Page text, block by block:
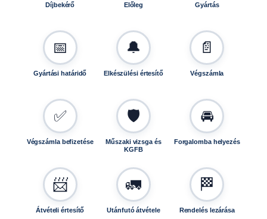
Díjbekérő Előleg Gyártás
📅
Gyártási határidő
🔔
Elkészülési értesítő
📄
Végszámla
✅
Végszámla befizetése
🛡️
Műszaki vizsga és
KGFB
🚘
Forgalomba helyezés
📨
Átvételi értesítő
🚛
Utánfutó átvétele
🏁
Rendelés lezárása